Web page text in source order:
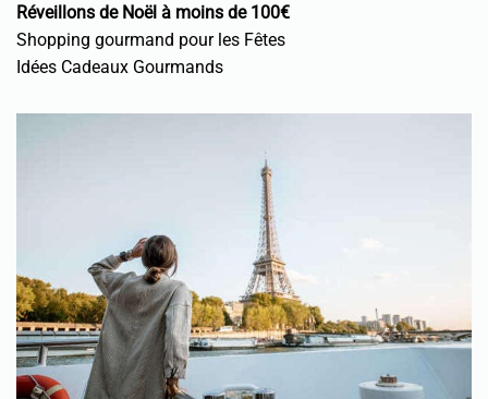
Réveillons de Noël à moins de 100€
Shopping gourmand pour les Fêtes
Idées Cadeaux Gourmands